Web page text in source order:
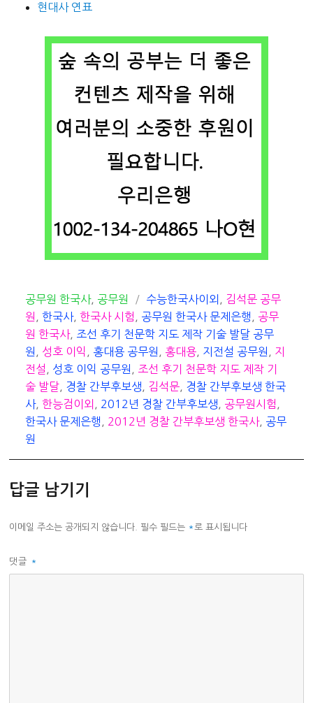
현대사 연표
카
테
고
리
공무원 한국사, 공무원
태
그
수능한국사이외
김석문 공무
원
,한국사,한국사 시험 공무원 한국사 문제은행
공무
원 한국사,
조선 후기 천문학 지도 제작 기술 발달 공무
원
성호 이익 홍대용 공무원 홍대용 지전설 공무원
지
전설
성호 이익 공무원
조선 후기 천문학 지도 제작 기
술 발달
경찰 간부후보생 김석문
경찰 간부후보생 한국
사,한능검이외 2012년 경찰 간부후보생 공무원시험
한국사 문제은행
2012년 경찰 간부후보생 한국사, 공무
원
답글 남기기
이메일 주소는 공개되지 않습니다. 필수 필드는 *로 표시됩니다
댓글 *